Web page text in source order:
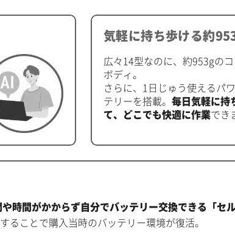
気軽に持ち歩ける約
広々14型なのに、約953gの
ボディ。
さらに、1日じゅう使えるパ
テリーを搭載。 毎日気軽に持
て、どこでも快適に作業でき
時間がかからず自分でバッテリー交換できる「セ
ることで購入当時のバッテリー環境が復活。